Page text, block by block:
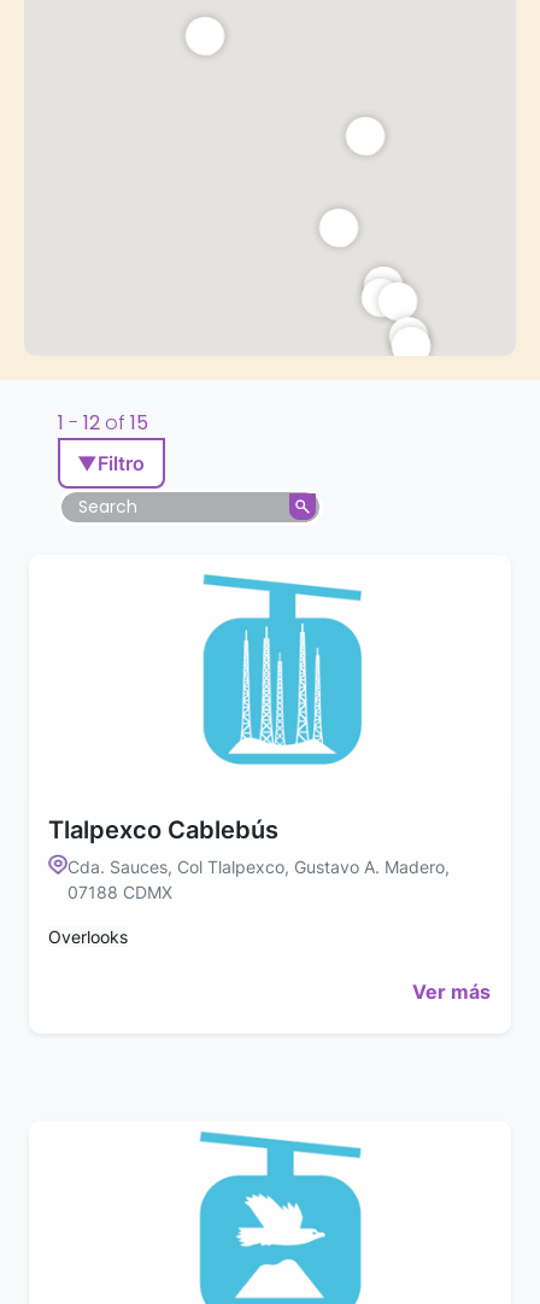
1 - 12 of 15
▼Filtro
Tlalpexco Cablebús
Cda. Sauces, Col Tlalpexco, Gustavo A. Madero,
07188 CDMX
Overlooks
Ver más